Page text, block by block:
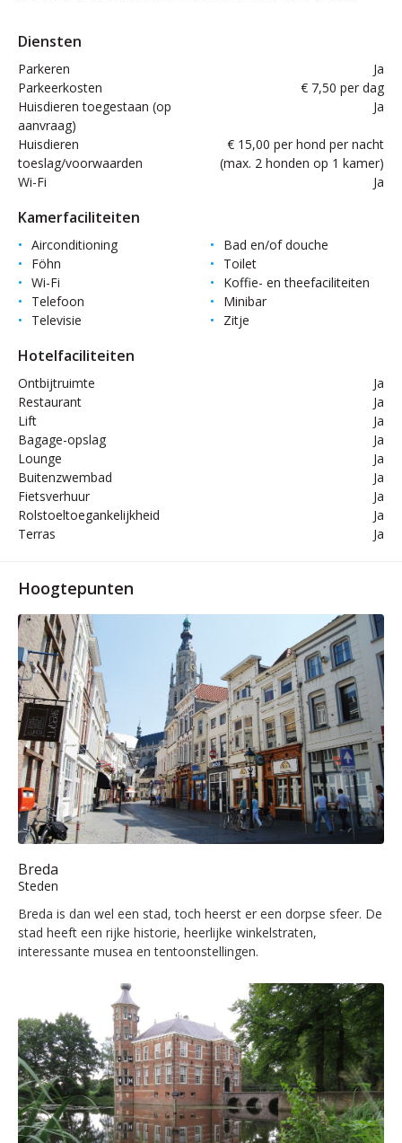
Diensten
Parkeren
Ja
Parkeerkosten
€ 7,50 per dag
Huisdieren toegestaan (op
aanvraag)
Ja
Huisdieren
toeslag/voorwaarden
€ 15,00 per hond per nacht
(max. 2 honden op 1 kamer)
Wi-Fi
Ja
Kamerfaciliteiten
Airconditioning
Bad en/of douche
Föhn
Toilet
Wi-Fi
Koffie- en theefaciliteiten
Telefoon
Minibar
Televisie
Zitje
Hotelfaciliteiten
Ontbijtruimte
Ja
Restaurant
Ja
Lift
Ja
Bagage-opslag
Ja
Lounge
Ja
Buitenzwembad
Ja
Fietsverhuur
Ja
Rolstoeltoegankelijkheid
Ja
Terras
Ja
Hoogtepunten
Breda
Steden
Breda is dan wel een stad, toch heerst er een dorpse sfeer. De
stad heeft een rijke historie, heerlijke winkelstraten,
interessante musea en tentoonstellingen.